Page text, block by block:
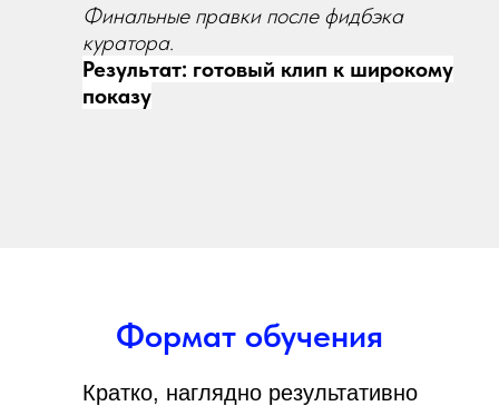
Финальные правки после фидбэка
куратора.
Результат: готовый клип к широкому
показу
Формат обучения
Кратко, наглядно результативно